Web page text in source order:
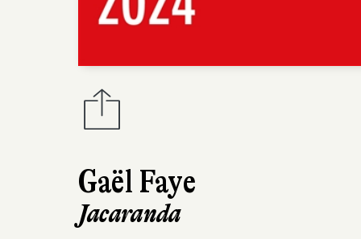
Gaël Faye
Jacaranda